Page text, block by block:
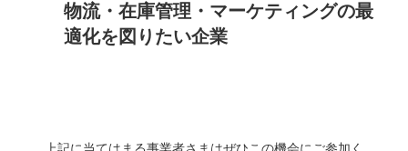
物流・在庫管理・マーケティングの最
適化を図りたい企業